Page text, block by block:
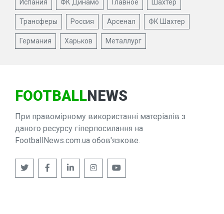
Испания ФК Динамо Главное Шахтер
Трансферы Россия Арсенал ФК Шахтер
Германия Харьков Металлург
FOOTBALLNEWS
При правомірному використанні матеріалів з
даного ресурсу гіперпосилання на
FootballNews.com.ua обов'язкове.